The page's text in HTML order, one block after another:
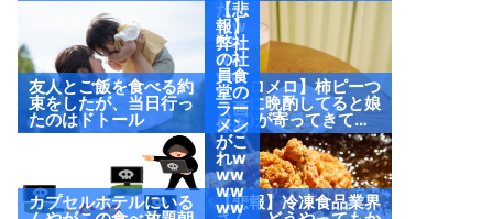
友人とご飯を食べる約
束をしたが、当日行っ
たのはドトール
り）
【メロメロ】柿ピーつ
まみに晩酌してると娘
(2歳)が寄ってきて…
カプセルホテルにいる
たっ
たw
ww
ww
ww
w
（画
像あ
り）
【悲報】冷凍食品業界
【悲
報】
弊社
の社
員食
堂の
ラー
メン
がこ
れw
ww
ww
ww